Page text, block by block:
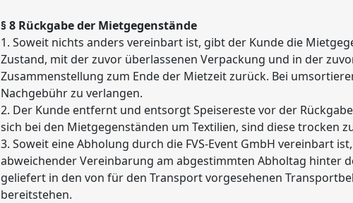
§ 8 Rückgabe der Mietgegenstände
1. Soweit nichts anders vereinbart ist, gibt der Kunde die
Zustand, mit der zuvor überlassenen Verpackung und in der
Zusammenstellung zum Ende der Mietzeit zurück. Bei
Nachgebühr zu verlangen.
2. Der Kunde entfernt und entsorgt Speisereste vor der
sich bei den Mietgegenständen um Textilien, sind diese trocken
3. Soweit eine Abholung durch die FVS-Event GmbH vereinbart
abweichender Vereinbarung am abgestimmten Abholtag hinter
geliefert in den von für den Transport vorgesehenen
bereitstehen.